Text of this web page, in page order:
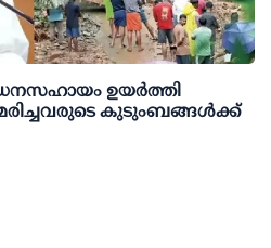
ഉയര്‍ത്തി
കുടുംബങ്ങള്‍ക്ക്